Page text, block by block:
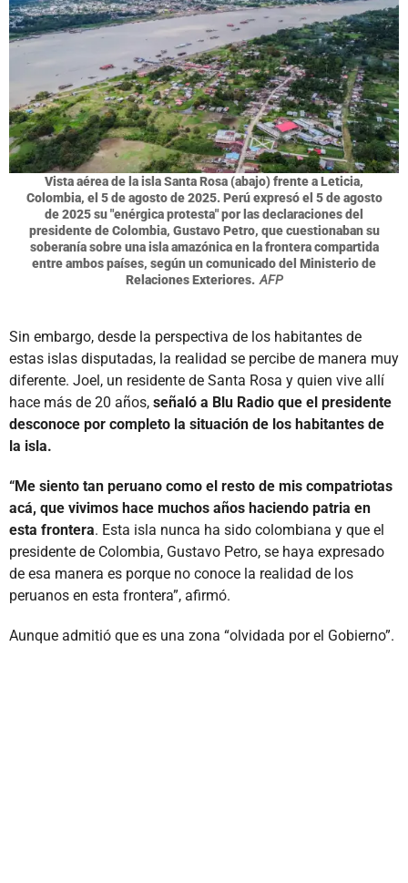
Vista aérea de la isla Santa Rosa (abajo) frente a Leticia,
Colombia, el 5 de agosto de 2025. Perú expresó el 5 de agosto
de 2025 su "enérgica protesta" por las declaraciones del
presidente de Colombia, Gustavo Petro, que cuestionaban su
soberanía sobre una isla amazónica en la frontera compartida
entre ambos países, según un comunicado del Ministerio de
Relaciones Exteriores. AFP
Sin embargo, desde la perspectiva de los habitantes de
estas islas disputadas, la realidad se percibe de manera muy
diferente. Joel, un residente de Santa Rosa y quien vive allí
hace más de 20 años, señaló a Blu Radio que el presidente
desconoce por completo la situación de los habitantes de
la isla.
“Me siento tan peruano como el resto de mis compatriotas
acá, que vivimos hace muchos años haciendo patria en
esta frontera. Esta isla nunca ha sido colombiana y que el
presidente de Colombia, Gustavo Petro, se haya expresado
de esa manera es porque no conoce la realidad de los
peruanos en esta frontera”, afirmó.
Aunque admitió que es una zona “olvidada por el Gobierno”.